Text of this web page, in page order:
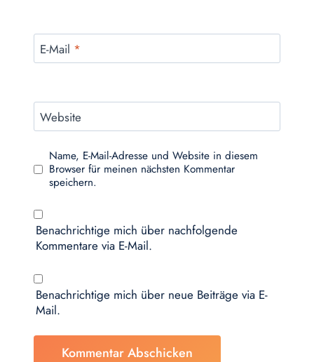
E-Mail *
Website
Name, E-Mail-Adresse und Website in diesem
Browser für meinen nächsten Kommentar
speichern.
Benachrichtige mich über nachfolgende
Kommentare via E-Mail.
Benachrichtige mich über neue Beiträge via E-
Mail.